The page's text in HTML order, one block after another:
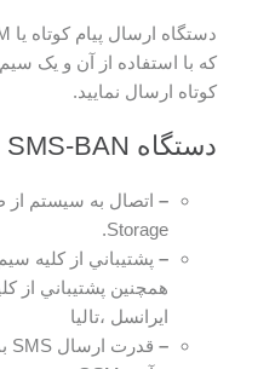
كه با استفاده از آن و يک
كوتاه ارسال نمایيد.
دستگاه SMS-BAN
–
Storage.
–
همچنين پشتيباني از
ايرانسل ،تالیا
– قدرت ارسال SMS بميزان 8 الي 12 پیامک در هر دقيقه